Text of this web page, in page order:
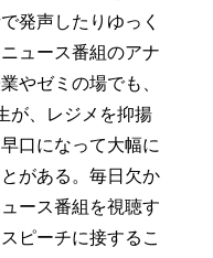
発声したりゆっく
ュース番組のアナ
やゼミの場でも、
が、レジメを抑揚
口になって大幅に
がある。毎日欠か
ース番組を視聴す
ピーチに接するこ